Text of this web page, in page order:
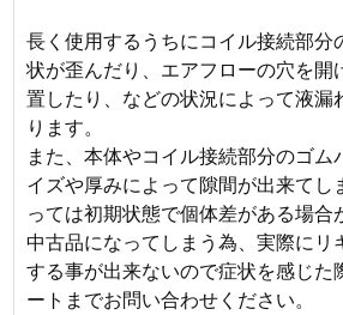
長く使用するうちにコイル接続部分
状が歪んだり、エアフローの穴を開
置したり、などの状況によって液漏
ります。
また、本体やコイル接続部分のゴム
イズや厚みによって隙間が出来てし
っては初期状態で個体差がある場合
中古品になってしまう為、実際にリ
する事が出来ないので症状を感じた
ートまでお問い合わせください。